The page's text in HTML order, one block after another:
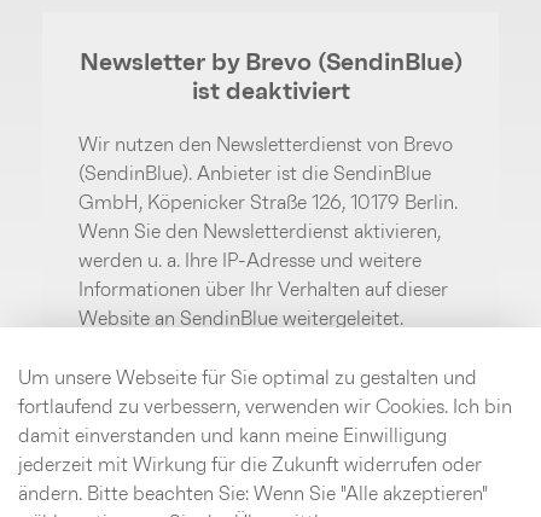
Newsletter by Brevo (SendinBlue)
ist deaktiviert
Wir nutzen den Newsletterdienst von Brevo
(SendinBlue). Anbieter ist die SendinBlue
GmbH, Köpenicker Straße 126, 10179 Berlin.
Wenn Sie den Newsletterdienst aktivieren,
werden u. a. Ihre IP-Adresse und weitere
Informationen über Ihr Verhalten auf dieser
Website an SendinBlue weitergeleitet.
Umständen Cookies in Ihrem Browser oder
setzt vergleichbare
Wiedererkennungstechnologien ein. Weitere
Informationen finden Sie im Bereich
Datenschutz.
Um unsere Webseite für Sie optimal zu gestalten und
fortlaufend zu verbessern, verwenden wir Cookies. Ich bin
damit einverstanden und kann meine Einwilligung
jederzeit mit Wirkung für die Zukunft widerrufen oder
ändern. Bitte beachten Sie: Wenn Sie "Alle akzeptieren"